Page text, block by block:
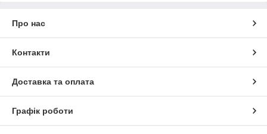
Про нас
Контакти
Доставка та оплата
Графік роботи